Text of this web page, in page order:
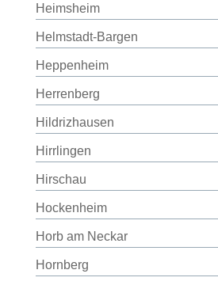
Heimsheim
Helmstadt-Bargen
Heppenheim
Herrenberg
Hildrizhausen
Hirrlingen
Hirschau
Hockenheim
Horb am Neckar
Hornberg